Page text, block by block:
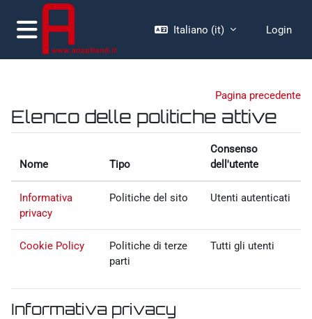
Vai al contenuto principale
Pannello laterale
Italiano ‎(it)‎ Login
Pagina precedente
Elenco delle politiche attive
Nome Tipo
Consenso
dell'utente
Informativa
privacy
Politiche del sito Utenti autenticati
Cookie Policy
Politiche di terze
parti
Tutti gli utenti
Informativa privacy